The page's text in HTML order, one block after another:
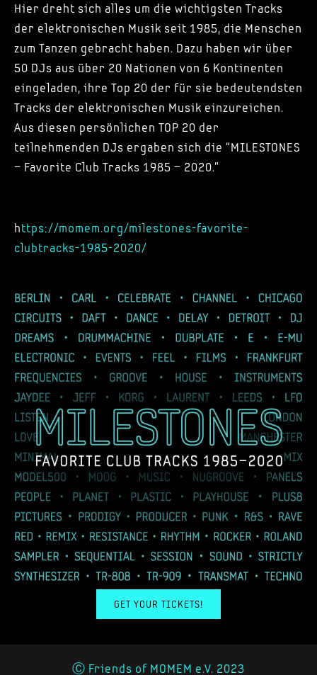
Hier dreht sich alles um die wichtigsten Tracks
der elektronischen Musik seit 1985, die Menschen
zum Tanzen gebracht haben. Dazu haben wir über
50 DJs aus über 20 Nationen von 6 Kontinenten
eingeladen, ihre Top 20 der für sie bedeutendsten
Tracks der elektronischen Musik einzureichen.
Aus diesen persönlichen TOP 20 der
teilnehmenden DJs ergaben sich die “MILESTONES
– Favorite Club Tracks 1985 – 2020.”
https://momem.org/milestones-favorite-
clubtracks-1985-2020/
GET YOUR TICKETS!
Ⓒ Friends of MOMEM e.V. 2023